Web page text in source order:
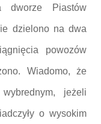
dworze Piastów
dzielono na dwa
powozów
Wiadomo, że
jeżeli
o wysokim